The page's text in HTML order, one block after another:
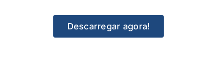
Descarregar agora!